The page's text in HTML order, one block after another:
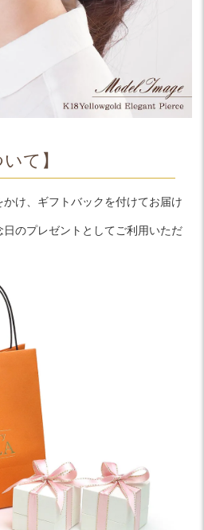
て】
け、ギフトバックを付けてお届け
のプレゼントとしてご利用いただ